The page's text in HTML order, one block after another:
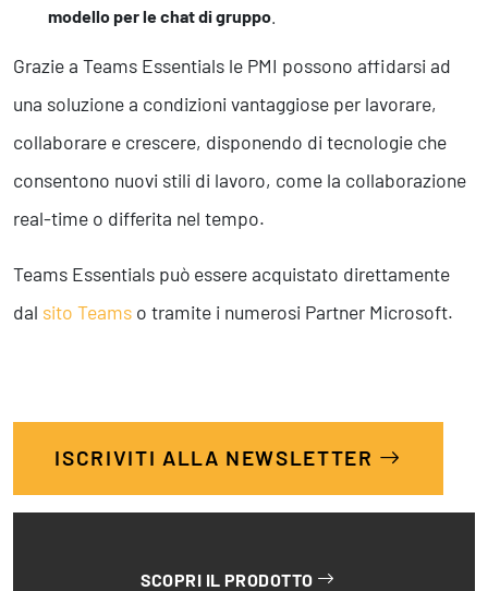
modello per le chat di gruppo
Grazie a Teams Essentials le PMI possono affidarsi ad
una soluzione a condizioni vantaggiose per lavorare,
collaborare e crescere, disponendo di tecnologie che
consentono nuovi stili di lavoro, come la collaborazione
real-time o differita nel tempo.
Teams Essentials può essere acquistato direttamente
dal sito Teams o tramite i numerosi Partner Microsoft.
ISCRIVITI ALLA NEWSLETTER
SCOPRI IL PRODOTTO